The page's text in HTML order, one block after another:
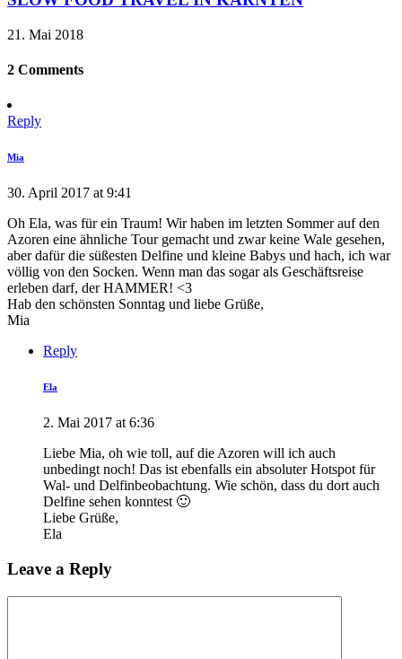
21. Mai 2018
2 Comments
Reply
Mia
30. April 2017 at 9:41
Oh Ela, was für ein Traum! Wir haben im letzten Sommer auf den
Azoren eine ähnliche Tour gemacht und zwar keine Wale gesehen,
aber dafür die süßesten Delfine und kleine Babys und hach, ich war
völlig von den Socken. Wenn man das sogar als Geschäftsreise
erleben darf, der HAMMER! <3
Hab den schönsten Sonntag und liebe Grüße,
Mia
Reply
Ela
2. Mai 2017 at 6:36
Liebe Mia, oh wie toll, auf die Azoren will ich auch
unbedingt noch! Das ist ebenfalls ein absoluter Hotspot für
Wal- und Delfinbeobachtung. Wie schön, dass du dort auch
Delfine sehen konntest 🙂
Liebe Grüße,
Ela
Leave a Reply